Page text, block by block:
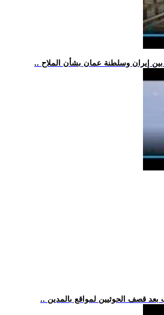
إيران وسلطنة عمان بشأن الملاح
بعد قصف الحوثيين لمواقع بالمدين